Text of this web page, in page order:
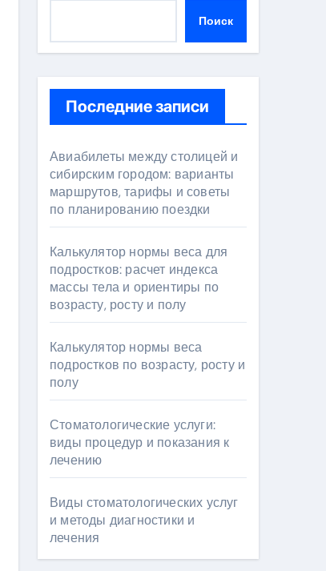
Поиск
Последние записи
Авиабилеты между столицей и
сибирским городом: варианты
маршрутов, тарифы и советы
по планированию поездки
Калькулятор нормы веса для
подростков: расчет индекса
массы тела и ориентиры по
возрасту, росту и полу
Калькулятор нормы веса
подростков по возрасту, росту и
полу
Стоматологические услуги:
виды процедур и показания к
лечению
Виды стоматологических услуг
и методы диагностики и
лечения